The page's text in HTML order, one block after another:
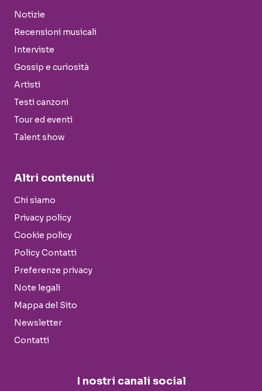
Notizie
Recensioni musicali
Interviste
Gossip e curiosità
Artisti
Testi canzoni
Tour ed eventi
Talent show
Altri contenuti
Chi siamo
Privacy policy
Cookie policy
Policy Contatti
Preferenze privacy
Note legali
Mappa del Sito
Newsletter
Contatti
I nostri canali social